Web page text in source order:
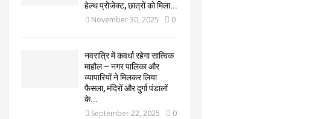
हेल्थ प्रोजेक्ट, छात्रों को मिला...
November 30, 2025 0
नवरात्रि में कवर्धा रहेगा सात्विक
माहौल – नगर पालिका और
व्यापारियों ने मिलकर लिया
फैसला, मंदिरों और दुर्गा पंडालों
के...
September 22, 2025 0